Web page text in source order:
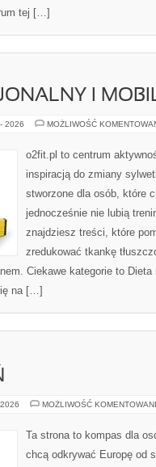
tej […]
I
2026 MOŻLIWOŚĆ
o2fit.pl to centrum
inspiracją do zmiany
stworzone dla osób, które
jednocześnie nie lubią
znajdziesz treści, które
zredukować tkankę
Ciekawe kategorie to Dieta
na […]
MOŻLIWOŚĆ
Ta strona to kompas dla
chcą odkrywać Europę od